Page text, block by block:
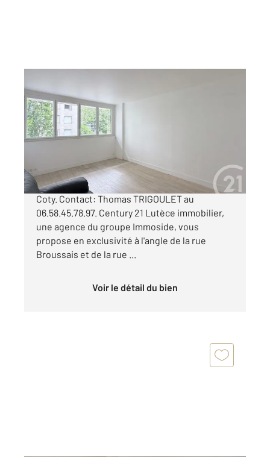
56,12 m2, 3 pièces
Ref : 6612
Appartement à vendre
500 000 €
PARIS 14e - Quartier Denfert Rochereau - René
Coty. Contact: Thomas TRIGOULET au
06.58.45.78.97. Century 21 Lutèce immobilier,
une agence du groupe Immoside, vous
propose en exclusivité à l'angle de la rue
Broussais et de la rue ...
Voir le détail du bien